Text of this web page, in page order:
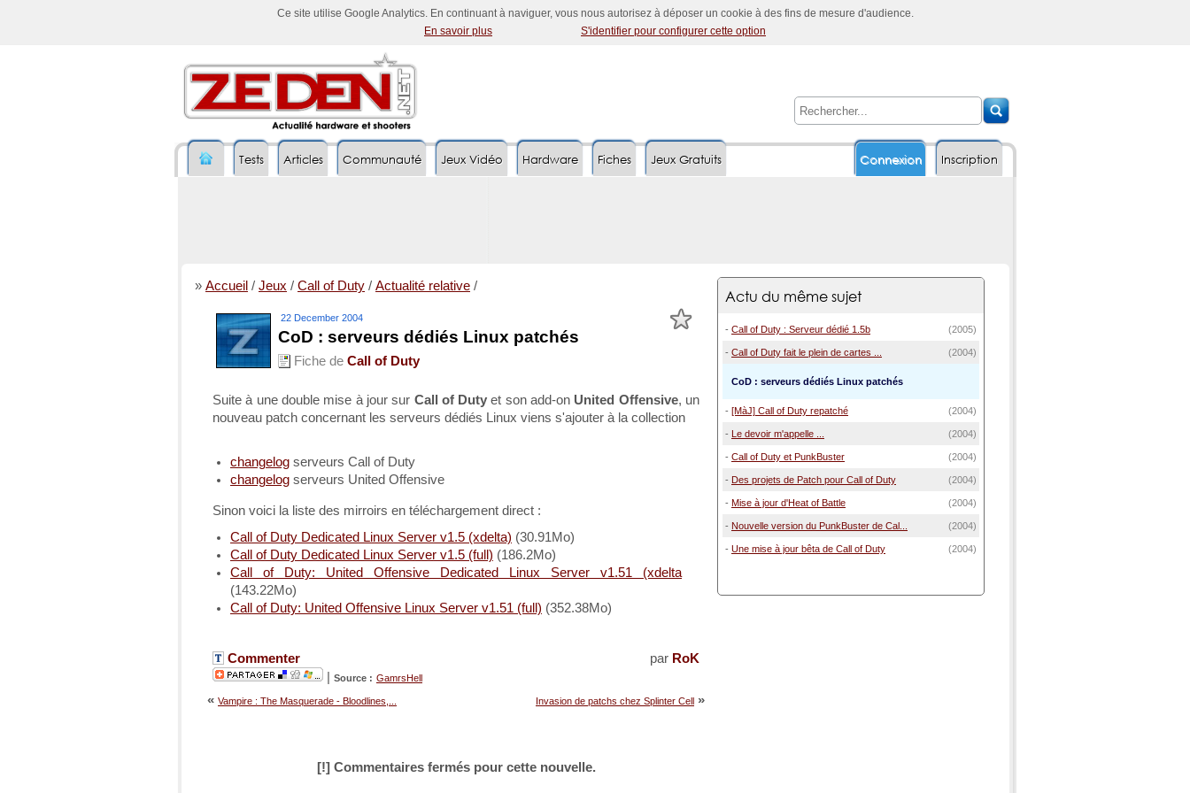
Ce site utilise Google Analytics. En continuant à naviguer, vous nous autorisez à déposer un cookie à des fins de mesure d'audience.
En savoir plus
S'identifier pour configurer cette option
Inscription
Tests Articles Communauté Jeux Vidéo Hardware Fiches Connexion
Jeux Gratuits
» Accueil / Jeux / Call of Duty / Actualité relative /
22 December 2004
CoD : serveurs dédiés Linux patchés
Fiche de Call of Duty
Suite à une double mise à jour sur Call of Duty et son add-on United Offensive, un
nouveau patch concernant les serveurs dédiés Linux viens s'ajouter à la collection
changelog serveurs Call of Duty
changelog serveurs United Offensive
Sinon voici la liste des mirroirs en téléchargement direct :
Call of Duty Dedicated Linux Server v1.5 (xdelta) (30.91Mo)
Call of Duty Dedicated Linux Server v1.5 (full) (186.2Mo)
Call of Duty: United Offensive Dedicated Linux Server v1.51 (xdelta
(143.22Mo)
Call of Duty: United Offensive Linux Server v1.51 (full) (352.38Mo)
par RoK
Commenter
Source : GamrsHell
Invasion de patchs chez Splinter Cell »
« Vampire : The Masquerade - Bloodlines,...
[!] Commentaires fermés pour cette nouvelle.
Actu du même sujet
- Call of Duty : Serveur dédié 1.5b (2005)
- Call of Duty fait le plein de cartes ... (2004)
CoD : serveurs dédiés Linux patchés
- [MàJ] Call of Duty repatché (2004)
- Le devoir m'appelle ... (2004)
- Call of Duty et PunkBuster (2004)
- Des projets de Patch pour Call of Duty (2004)
- Mise à jour d'Heat of Battle (2004)
- Nouvelle version du PunkBuster de Cal... (2004)
- Une mise à jour bêta de Call of Duty (2004)